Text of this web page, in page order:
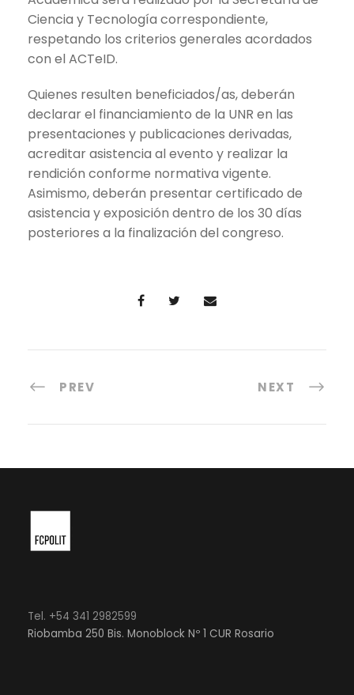
Ciencia y Tecnología correspondiente,
respetando los criterios generales acordados
con el ACTeID.
Quienes resulten beneficiados/as, deberán
declarar el financiamiento de la UNR en las
presentaciones y publicaciones derivadas,
acreditar asistencia al evento y realizar la
rendición conforme normativa vigente.
Asimismo, deberán presentar certificado de
asistencia y exposición dentro de los 30 días
posteriores a la finalización del congreso.
PREV NEXT
Tel. +54 341 2982599
Riobamba 250 Bis. Monoblock Nº 1 CUR Rosario